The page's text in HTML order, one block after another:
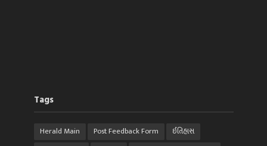
Tags
Herald Main Post Feedback Form
ઈતિહાસ